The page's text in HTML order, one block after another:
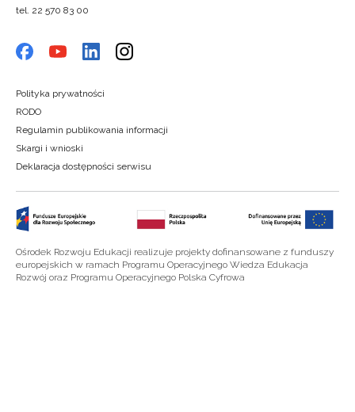
tel. 22 570 83 00
Polityka prywatności
RODO
Regulamin publikowania informacji
Skargi i wnioski
Deklaracja dostępności serwisu
Ośrodek Rozwoju Edukacji realizuje projekty dofinansowane z funduszy
europejskich w ramach Programu Operacyjnego Wiedza Edukacja
Rozwój oraz Programu Operacyjnego Polska Cyfrowa